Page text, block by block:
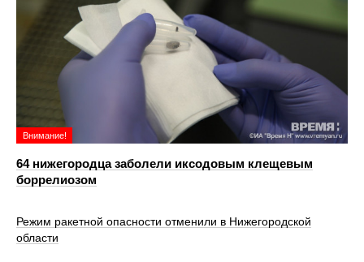
Внимание!
64 нижегородца заболели иксодовым клещевым
боррелиозом
Режим ракетной опасности отменили в Нижегородской
области